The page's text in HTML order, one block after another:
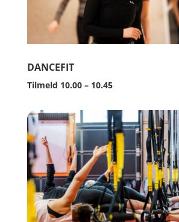
DANCEFIT
Tilmeld 10.00 – 10.45